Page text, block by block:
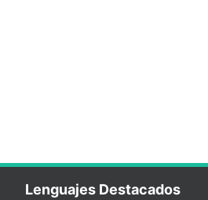
Lenguajes Destacados